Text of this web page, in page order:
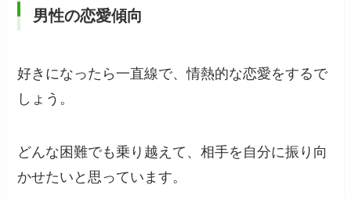
男性の恋愛傾向
好きになったら一直線で、情熱的な恋愛をするで
しょう。
どんな困難でも乗り越えて、相手を自分に振り向
かせたいと思っています。